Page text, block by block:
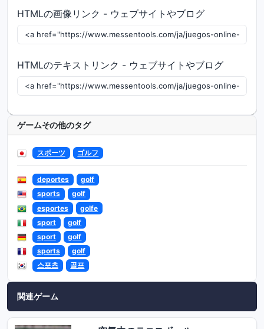
HTMLの画像リンク - ウェブサイトやブログ
HTMLのテキストリンク - ウェブサイトやブログ
ゲームその他のタグ
スポーツ ゴルフ
deportes
golf
sports
golf
esportes
golfe
sport
golf
sport
golf
sports
golf
스포츠
골프
関連ゲーム